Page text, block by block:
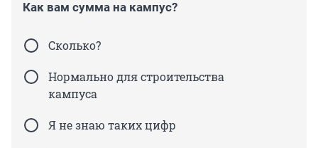
Как вам сумма на кампус?
Сколько?
Нормально для строительства
кампуса
Я не знаю таких цифр